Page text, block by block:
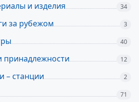
и изделия 34
за рубежом 3
40
принадлежности 12
– станции 2
71